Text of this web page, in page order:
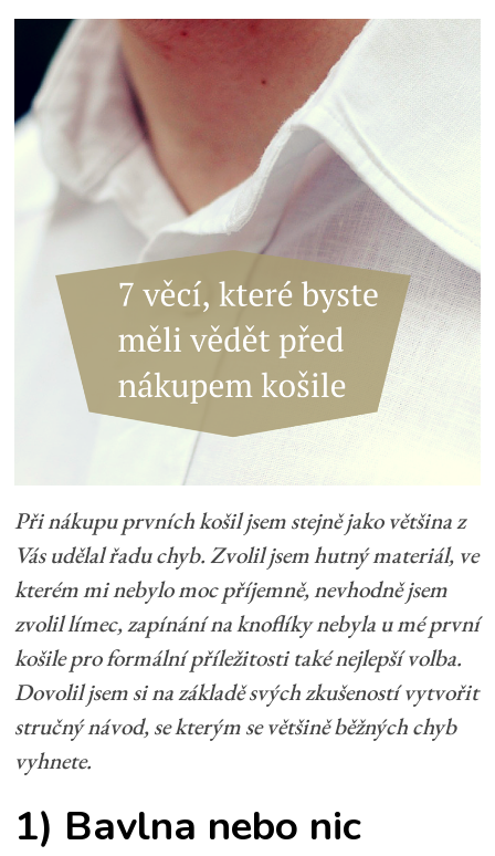
Při nákupu prvních košil jsem stejně jako většina z
Vás udělal řadu chyb. Zvolil jsem hutný materiál, ve
kterém mi nebylo moc příjemně, nevhodně jsem
zvolil límec, zapínání na knoflíky nebyla u mé první
košile pro formální příležitosti také nejlepší volba.
Dovolil jsem si na základě svých zkušeností vytvořit
stručný návod, se kterým se většině běžných chyb
vyhnete.
1) Bavlna nebo nic